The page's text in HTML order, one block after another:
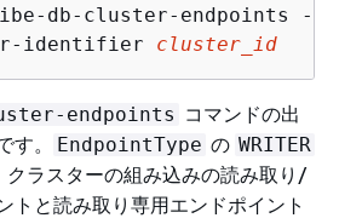
db-cluster-endpoints
identifier
cluster_id
endpoints コマンドの出
す。
EndpointType の WRITER
クラスターの組み込みの読み取り/
トと読み取り専用エンドポイント